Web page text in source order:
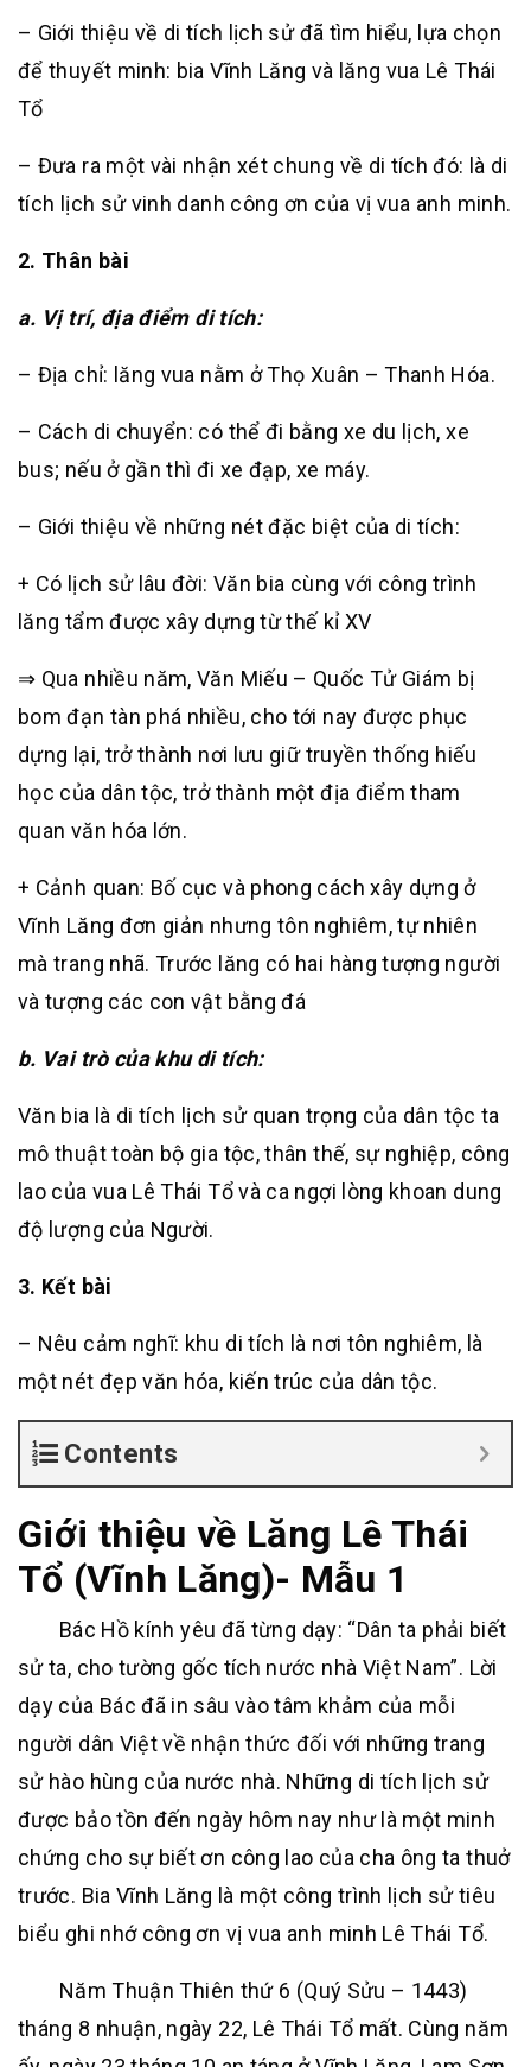
– Giới thiệu về di tích lịch sử đã tìm hiểu, lựa chọn
để thuyết minh: bia Vĩnh Lăng và lăng vua Lê Thái
Tổ
– Đưa ra một vài nhận xét chung về di tích đó: là di
tích lịch sử vinh danh công ơn của vị vua anh minh.
2. Thân bài
a. Vị trí, địa điểm di tích:
– Địa chỉ: lăng vua nằm ở Thọ Xuân – Thanh Hóa.
– Cách di chuyển: có thể đi bằng xe du lịch, xe
bus; nếu ở gần thì đi xe đạp, xe máy.
– Giới thiệu về những nét đặc biệt của di tích:
+ Có lịch sử lâu đời: Văn bia cùng với công trình
lăng tẩm được xây dựng từ thế kỉ XV
⇒ Qua nhiều năm, Văn Miếu – Quốc Tử Giám bị
bom đạn tàn phá nhiều, cho tới nay được phục
dựng lại, trở thành nơi lưu giữ truyền thống hiếu
học của dân tộc, trở thành một địa điểm tham
quan văn hóa lớn.
+ Cảnh quan: Bố cục và phong cách xây dựng ở
Vĩnh Lăng đơn giản nhưng tôn nghiêm, tự nhiên
mà trang nhã. Trước lăng có hai hàng tượng người
và tượng các con vật bằng đá
b. Vai trò của khu di tích:
Văn bia là di tích lịch sử quan trọng của dân tộc ta
mô thuật toàn bộ gia tộc, thân thế, sự nghiệp, công
lao của vua Lê Thái Tổ và ca ngợi lòng khoan dung
độ lượng của Người.
3. Kết bài
– Nêu cảm nghĩ: khu di tích là nơi tôn nghiêm, là
một nét đẹp văn hóa, kiến trúc của dân tộc.
Contents
Giới thiệu về Lăng Lê Thái
Tổ (Vĩnh Lăng)- Mẫu 1
Bác Hồ kính yêu đã từng dạy: “Dân ta phải biết
sử ta, cho tường gốc tích nước nhà Việt Nam”. Lời
dạy của Bác đã in sâu vào tâm khảm của mỗi
người dân Việt về nhận thức đối với những trang
sử hào hùng của nước nhà. Những di tích lịch sử
được bảo tồn đến ngày hôm nay như là một minh
chứng cho sự biết ơn công lao của cha ông ta thuở
trước. Bia Vĩnh Lăng là một công trình lịch sử tiêu
biểu ghi nhớ công ơn vị vua anh minh Lê Thái Tổ.
Năm Thuận Thiên thứ 6 (Quý Sửu – 1443)
tháng 8 nhuận, ngày 22, Lê Thái Tổ mất. Cùng năm